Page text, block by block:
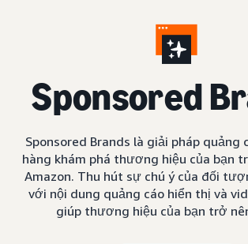
Sponsored
Sponsored Brands là giải pháp quảng
hàng khám phá thương hiệu của bạn
Amazon. Thu hút sự chú ý của đối
với nội dung quảng cáo hiển thị và
giúp thương hiệu của bạn trở